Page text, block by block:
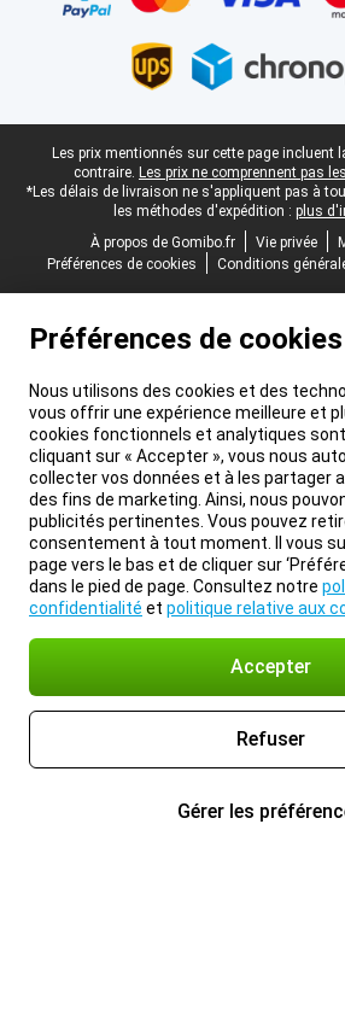
Pied-de-page légal
Les prix mentionnés sur cette page incluent
contraire. Les prix ne comprennent pas
*Les délais de livraison ne s'appliquent pas à
les méthodes d'expédition : plus
À propos de Gomibo.fr
Vie privée
Préférences de cookies
Conditions
Préférences de cookies
Nous utilisons des cookies et des
vous offrir une expérience meilleure et
cookies fonctionnels et analytiques
cliquant sur « Accepter », vous nous
collecter vos données et à les partager
des fins de marketing. Ainsi, nous
publicités pertinentes. Vous pouvez
consentement à tout moment. Il vous
page vers le bas et de cliquer sur
dans le pied de page. Consultez notre
confidentialité et politique relative aux
Accepter
Refuser
Gérer les